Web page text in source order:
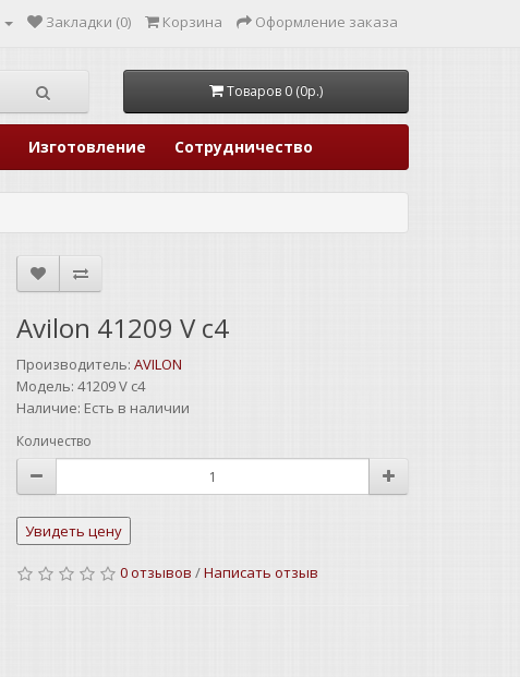
Закладки (0) Корзина Оформление заказа
Товаров 0 (0р.)
Изготовление Сотрудничество
Avilon 41209 V c4
Производитель: AVILON
Модель: 41209 V c4
Наличие: Есть в наличии
Количество
0 отзывов /Написать отзыв